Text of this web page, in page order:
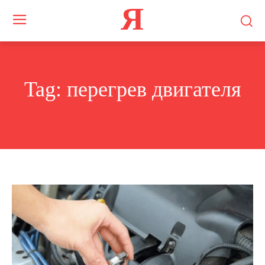
Я
Tag: перегрев двигателя